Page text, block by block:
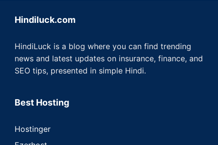
Hindiluck.com
HindiLuck is a blog where you can find trending
news and latest updates on insurance, finance, and
SEO tips, presented in simple Hindi.
Best Hosting
Hostinger